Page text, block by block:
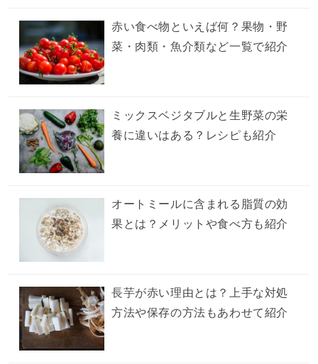
赤い食べ物といえば何？果物・野
菜・肉類・魚介類など一覧で紹介
ミックスベジタブルと生野菜の栄
養に違いはある？レシピも紹介
オートミールに含まれる脂質の効
果とは？メリットや食べ方も紹介
長芋が赤い理由とは？上手な対処
方法や保存の方法もあわせて紹介